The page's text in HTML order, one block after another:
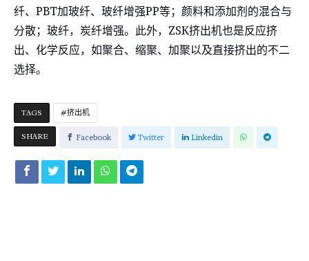
纤、PBT加玻纤、玻纤增强PP等；颜料和添加剂的混合与
分散；玻纤，炭纤增强。此外，ZSK挤出机也是反应挤
出、化学反应，如聚合、缩聚、加聚以及直接挤出的不二
选择。
TAGS 挤出机
SHARE Facebook Twitter Linkedin